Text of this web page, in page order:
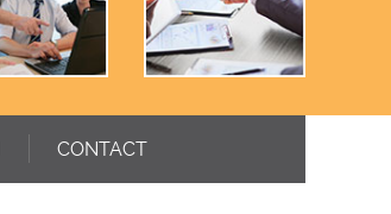
CONTACT